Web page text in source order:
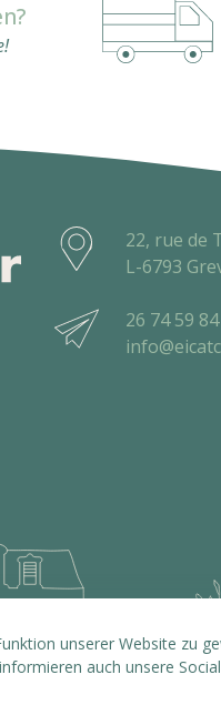
unserer Website zu
auch unsere
22, rue de
L-6793
26 74 59 84